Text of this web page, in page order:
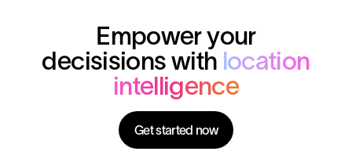
Empower your
decisisions with location
intelligence
Get started now